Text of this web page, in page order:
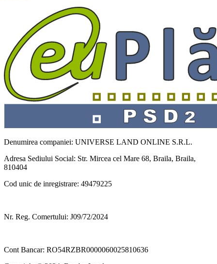
Denumirea companiei: UNIVERSE LAND ONLINE S.R.L.
Adresa Sediului Social: Str. Mircea cel Mare 68, Braila, Braila,
810404
Cod unic de inregistrare: 49479225
Nr. Reg. Comertului: J09/72/2024
Cont Bancar: RO54RZBR0000060025810636